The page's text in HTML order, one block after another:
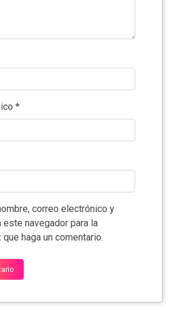
*
correo electrónico y
navegador para la
haga un comentario.